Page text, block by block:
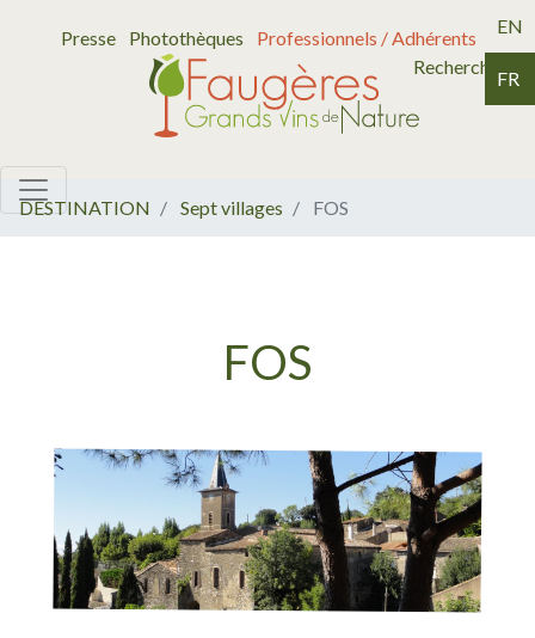
Presse Photothèques
Professionnels / Adhérents
Recherche
EN
FR
DESTINATION Sept villages FOS
FOS